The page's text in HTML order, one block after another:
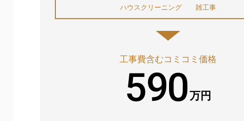
ハウスクリーニング
雑工事
工事費含むコミコミ価格
590万円